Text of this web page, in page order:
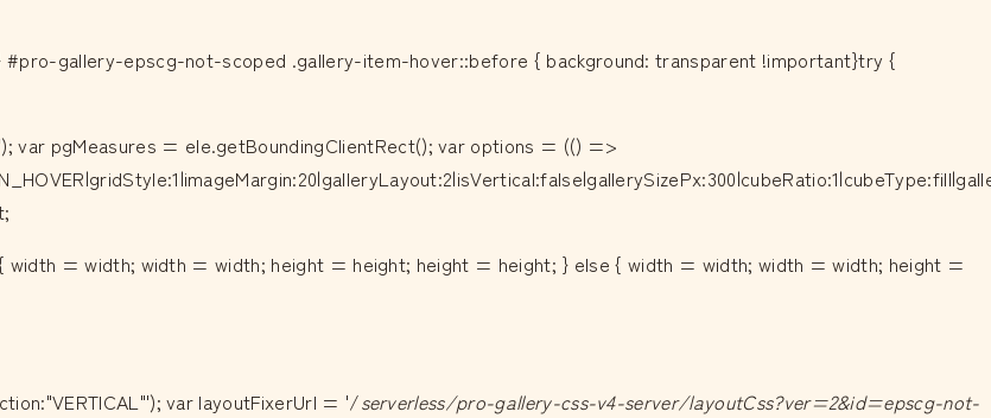
gallery-epscg-not-scoped .gallery-item-hover::before { background: transparent !important}try {
pgMeasures = ele.getBoundingClientRect(); var options = (() =>
width = width; width = width; height = height; height = height; } else { width = width; width = width; height =
var layoutFixerUrl = '/serverless/pro-gallery-css-v4-server/layoutCss?ver=2&id=epscg-not-